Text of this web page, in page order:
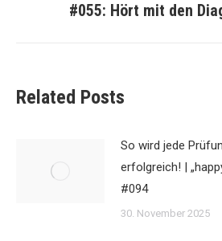
Next
#055: Hört mit den
Related Posts
So wird jede
erfolgreich! |
#094
30. November 2025